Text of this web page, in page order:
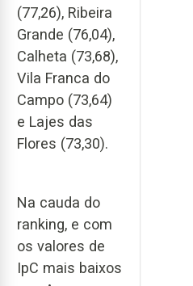
(77,26), Ribeira
Grande (76,04),
Calheta (73,68),
Vila Franca do
Campo (73,64)
e Lajes das
Flores (73,30).
Na cauda do
ranking, e com
os valores de
IpC mais baixos